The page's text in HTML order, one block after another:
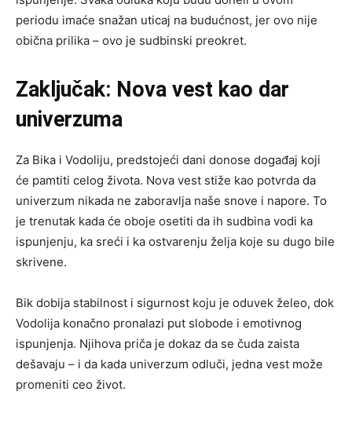
periodu imaće snažan uticaj na budućnost, jer ovo nije
obična prilika – ovo je sudbinski preokret.
Zaključak: Nova vest kao dar
univerzuma
Za Bika i Vodoliju, predstojeći dani donose događaj koji
će pamtiti celog života. Nova vest stiže kao potvrda da
univerzum nikada ne zaboravlja naše snove i napore. To
je trenutak kada će oboje osetiti da ih sudbina vodi ka
ispunjenju, ka sreći i ka ostvarenju želja koje su dugo bile
skrivene.
Bik dobija stabilnost i sigurnost koju je oduvek želeo, dok
Vodolija konačno pronalazi put slobode i emotivnog
ispunjenja. Njihova priča je dokaz da se čuda zaista
dešavaju – i da kada univerzum odluči, jedna vest može
promeniti ceo život.